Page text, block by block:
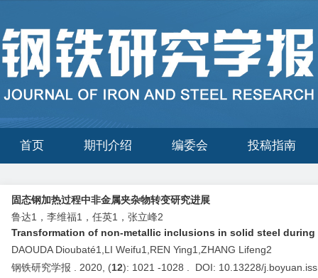
首页 期刊介绍 编委会 投稿指南
固态钢加热过程中非金属夹杂物转变研究进展
鲁达1，李维福1，任英1，张立峰2
Transformation of non-metallic inclusions in solid steel
DAOUDA Dioubaté1,LI Weifu1,REN Ying1,ZHANG Lifeng2
钢铁研究学报 . 2020, (12): 1021 -1028 . DOI: 10.13228/